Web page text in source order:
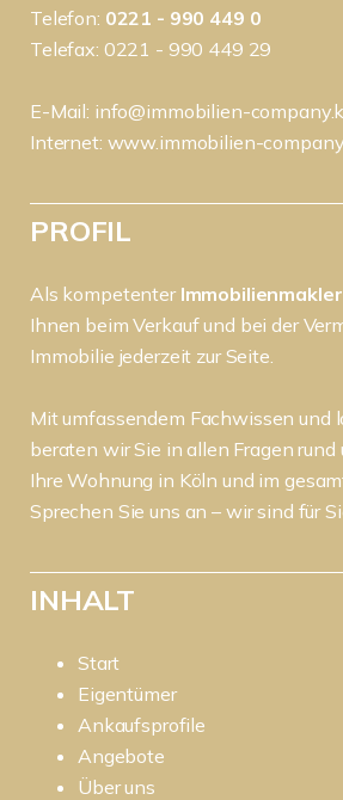
Telefon: 0221 - 990 449 0
Telefax: 0221 - 990 449 29
E-Mail: info@immobilien-
Internet: www.immobilien-
PROFIL
Als kompetenter
Ihnen beim Verkauf und bei der
Immobilie jederzeit zur Seite.
Mit umfassendem Fachwissen und
beraten wir Sie in allen Fragen rund
Ihre Wohnung in Köln und im
Sprechen Sie uns an – wir sind für
INHALT
Start
Eigentümer
Ankaufsprofile
Angebote
Über uns